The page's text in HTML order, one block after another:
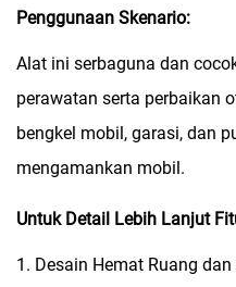
Penggunaan Skenario:
Alat ini serbaguna dan
perawatan serta perbaikan
bengkel mobil, garasi, dan
mengamankan mobil.
Untuk Detail Lebih Lanjut
1. Desain Hemat Ruang